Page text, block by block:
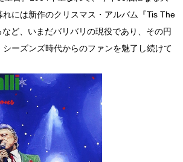
れには新作のクリスマス・アルバム『Tis The
ど、いまだバリバリの現役であり、その円
ーズンズ時代からのファンを魅了し続けて